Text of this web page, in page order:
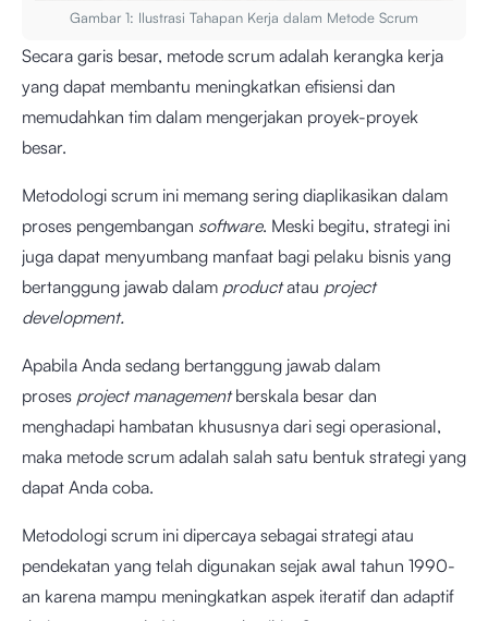
Gambar 1: Ilustrasi Tahapan Kerja dalam Metode Scrum
Secara garis besar, metode scrum adalah kerangka kerja
yang dapat membantu meningkatkan efisiensi dan
memudahkan tim dalam mengerjakan proyek-proyek
besar.
Metodologi scrum ini memang sering diaplikasikan dalam
proses pengembangan software. Meski begitu, strategi ini
juga dapat menyumbang manfaat bagi pelaku bisnis yang
bertanggung jawab dalam productatau project
development.
Apabila Anda sedang bertanggung jawab dalam
proses project managementberskala besar dan
menghadapi hambatan khususnya dari segi operasional,
maka metode scrum adalah salah satu bentuk strategi yang
dapat Anda coba.
Metodologi scrum ini dipercaya sebagai strategi atau
pendekatan yang telah digunakan sejak awal tahun 1990-
an karena mampu meningkatkan aspek iteratif dan adaptif